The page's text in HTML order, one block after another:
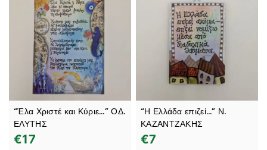
“Έλα Χριστέ και Κύριε…” ΟΔ.
ΕΛΥΤΗΣ
€17
“Η Ελλάδα επιζεί…” Ν.
ΚΑΖΑΝΤΖΑΚΗΣ
€7